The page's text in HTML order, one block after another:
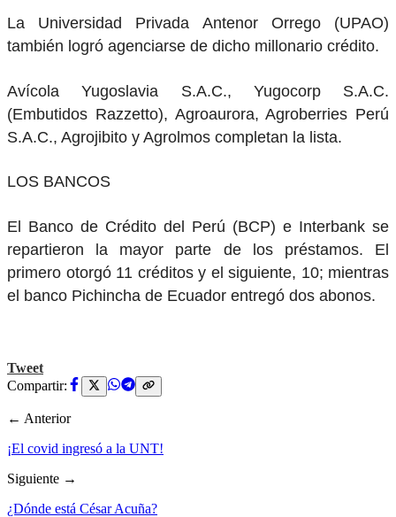
La Universidad Privada Antenor Orrego (UPAO)
también logró agenciarse de dicho millonario crédito.
Avícola Yugoslavia S.A.C., Yugocorp S.A.C.
(Embutidos Razzetto), Agroaurora, Agroberries Perú
S.A.C., Agrojibito y Agrolmos completan la lista.
LOS BANCOS
El Banco de Crédito del Perú (BCP) e Interbank se
repartieron la mayor parte de los préstamos. El
primero otorgó 11 créditos y el siguiente, 10; mientras
el banco Pichincha de Ecuador entregó dos abonos.
Tweet
Compartir:
← Anterior
¡El covid ingresó a la UNT!
Siguiente →
¿Dónde está César Acuña?